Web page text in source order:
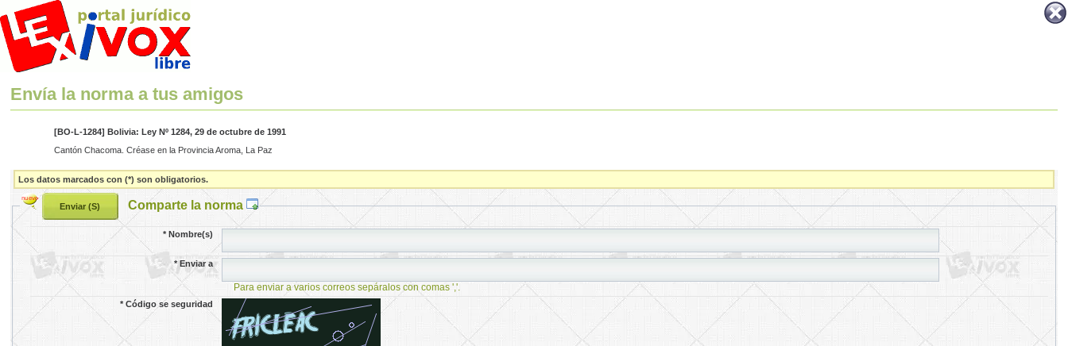
Envía la norma a tus amigos
[BO-L-1284] Bolivia: Ley Nº 1284, 29 de octubre de 1991
Cantón Chacoma. Créase en la Provincia Aroma, La Paz
Los datos marcados con (*) son obligatorios.
Comparte la norma
*Nombre(s)
*Enviar a
Para enviar a varios correos sepáralos con comas ','.
*Código se seguridad